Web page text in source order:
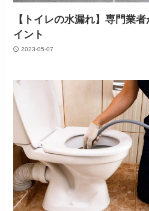
【トイレの水漏れ】専門業
イント
2023-05-07